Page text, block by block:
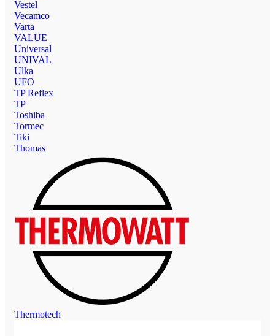
Vestel
Vecamco
Varta
VALUE
Universal
UNIVAL
Ulka
UFO
TP Reflex
TP
Toshiba
Tormec
Tiki
Thomas
Thermotech